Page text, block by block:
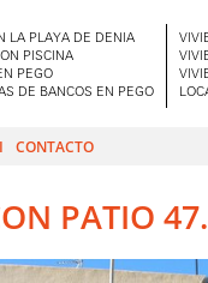
LA PLAYA DE DENIA
PISCINA
PEGO
DE BANCOS EN PEGO
CONTACTO
PATIO